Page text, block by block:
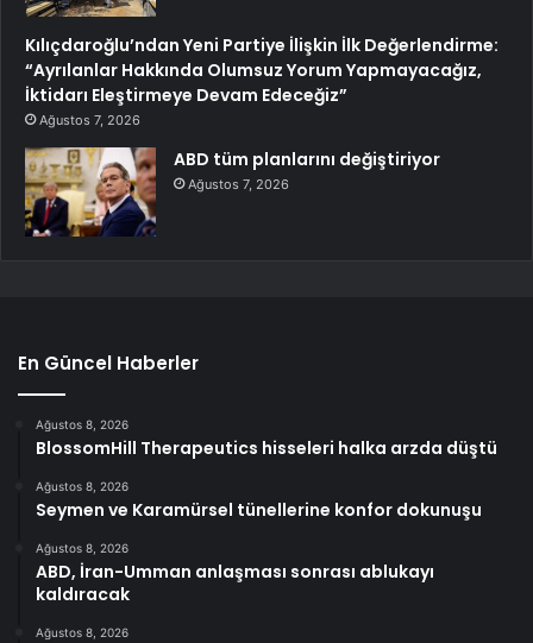
Kılıçdaroğlu’ndan Yeni Partiye İlişkin İlk Değerlendirme:
“Ayrılanlar Hakkında Olumsuz Yorum Yapmayacağız,
İktidarı Eleştirmeye Devam Edeceğiz”
Ağustos 7, 2026
ABD tüm planlarını değiştiriyor
Ağustos 7, 2026
En Güncel Haberler
Ağustos 8, 2026
BlossomHill Therapeutics hisseleri halka arzda düştü
Ağustos 8, 2026
Seymen ve Karamürsel tünellerine konfor dokunuşu
Ağustos 8, 2026
ABD, İran-Umman anlaşması sonrası ablukayı
kaldıracak
Ağustos 8, 2026